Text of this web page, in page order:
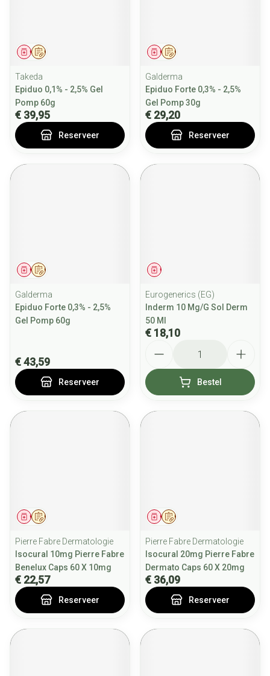
Op voorschrift
Geneesmiddel
Takeda
Epiduo 0,1% - 2,5% Gel
Pomp 60g
€ 39,95
Reserveer
Op voorschrift
Geneesmiddel
Galderma
Epiduo Forte 0,3% - 2,5%
Gel Pomp 30g
€ 29,20
Reserveer
Op voorschrift
Geneesmiddel
Galderma
Epiduo Forte 0,3% - 2,5%
Gel Pomp 60g
€ 43,59
Reserveer
Geneesmiddel
Eurogenerics (EG)
Inderm 10 Mg/G Sol Derm
50 Ml
€ 18,10
Bestel
Op voorschrift
Geneesmiddel
Pierre Fabre Dermatologie
Isocural 10mg Pierre Fabre
Benelux Caps 60 X 10mg
€ 22,57
Reserveer
Op voorschrift
Geneesmiddel
Pierre Fabre Dermatologie
Isocural 20mg Pierre Fabre
Dermato Caps 60 X 20mg
€ 36,09
Reserveer